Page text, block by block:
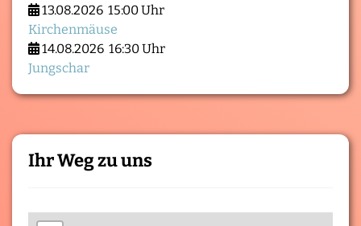
13.08.2026 15:00 Uhr
Kirchenmäuse
14.08.2026 16:30 Uhr
Jungschar
Ihr Weg zu uns